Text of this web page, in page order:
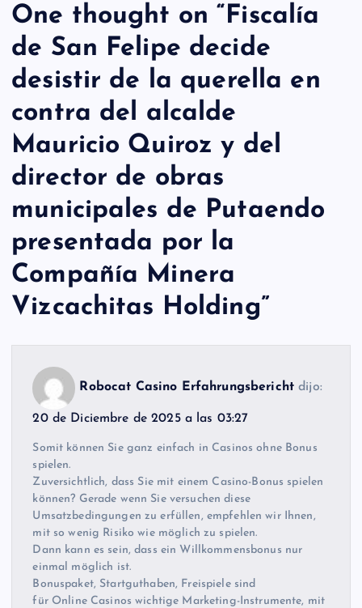
One thought on “Fiscalía
de San Felipe decide
desistir de la querella en
contra del alcalde
Mauricio Quiroz y del
director de obras
municipales de Putaendo
presentada por la
Compañía Minera
Vizcachitas Holding”
Robocat Casino Erfahrungsbericht dijo:
20 de Diciembre de 2025 a las 03:27
Somit können Sie ganz einfach in Casinos ohne Bonus
spielen.
Zuversichtlich, dass Sie mit einem Casino-Bonus spielen
können? Gerade wenn Sie versuchen diese
Umsatzbedingungen zu erfüllen, empfehlen wir Ihnen,
mit so wenig Risiko wie möglich zu spielen.
Dann kann es sein, dass ein Willkommensbonus nur
einmal möglich ist.
Bonuspaket, Startguthaben, Freispiele sind
für Online Casinos wichtige Marketing-Instrumente, mit